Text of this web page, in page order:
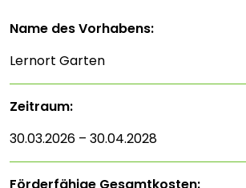
Name des Vorhabens:
Lernort Garten
Zeitraum:
30.03.2026 – 30.04.2028